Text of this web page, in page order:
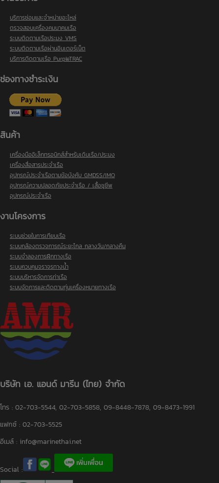
บริการซ่อมและจำหน่ายอะไหล่
ตรวจสอบเครื่องคมนาคมเรือ
ระบบติดตามเรือประมง VMS
ระบบติดตามเรือผ่านอินเตอร์เน็ต
บริการติดตามเรือ PurpleTRAC
ช่องทางชำระเงิน
สินค้า
เครื่องมืออิเล็กทรอนิกส์สำหรับเดินเรือ/ประมง
เครื่องสื่อสารประจำเรือ
อุปกรณ์ประจำเรือตามข้อบังคับ GMDSS/IMO
อุปกรณ์ความปลอดภัยประจำเรือ / เสื้อชูชีพ
อุปกรณ์ประจำเรือ
งานโครงการ
ระบบช่วยในการเทียบเรือ
ระบบกล้องตรวจการณ์ระยะไกล กลางวัน/กลางคืน
ระบบจำลองการฝึกทางเรือ
ระบบควบคุมจราจรทางน้ำ
ระบบบริหารจัดการท่าเรือ
ระบบจัดการและติดตามทุ่นเครื่องหมายทางเรือ
บริษัท เอ. แอนด์ มารีน (ไทย) จำกัด
โทร : 02-703-5544, 02-703-5858, 09-8448-7878, 09-8473-1991
แฟกซ์ : 02-703-5525
อีเมล์ : info@marinethai.net
Social :